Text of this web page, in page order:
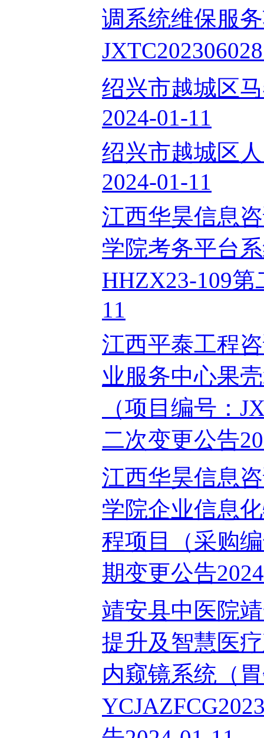
调系统维保服
绍兴市越城区
2024-01-11
绍兴市越城区
2024-01-11
江西华昊信息
学院考务平台
HHZX23-109
11
江西平泰工程
业服务中心果
（项目编号：
二次变更公告
江西华昊信息
学院企业信息
程项目（采购
期变更公告
靖安县中医院
提升及智慧医
内窥镜系统（